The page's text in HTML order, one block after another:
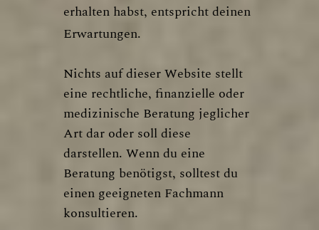
erhalten habst, entspricht deinen
Erwartungen.
Nichts auf dieser Website stellt
eine rechtliche, finanzielle oder
medizinische Beratung jeglicher
Art dar oder soll diese
darstellen. Wenn du eine
Beratung benötigst, solltest du
einen geeigneten Fachmann
konsultieren.